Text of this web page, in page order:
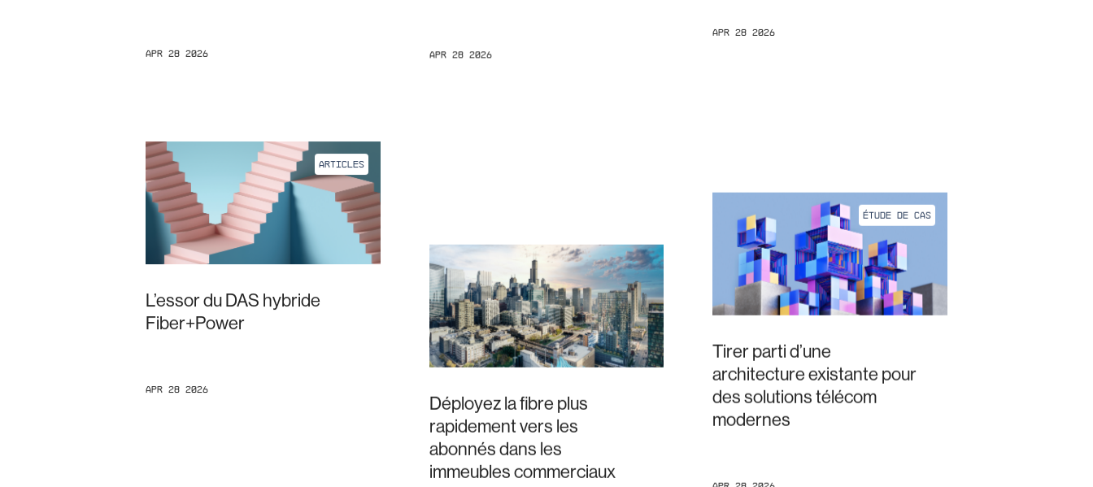
Apr 28 2026 Apr 28 2026
Apr 28 2026
ARTICLES
L’essor du DAS hybride
Fiber+Power
Apr 28 2026
Déployez la fibre plus
rapidement vers les
abonnés dans les
immeubles commerciaux
ÉTUDE DE CAS
Tirer parti d’une
architecture existante pour
des solutions télécom
modernes